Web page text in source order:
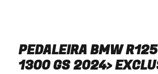
PEDALEIRA BMW
1300 GS 2024>